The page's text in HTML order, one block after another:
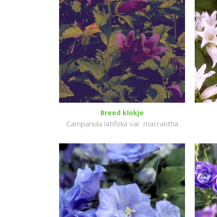
Breed klokje
Campanula latifolia var. macrantha